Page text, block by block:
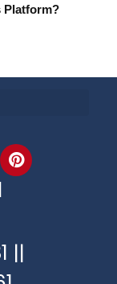
Platform?
||